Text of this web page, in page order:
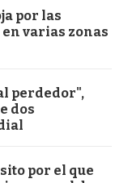
por las
varias zonas
perdedor",
dos
por el que